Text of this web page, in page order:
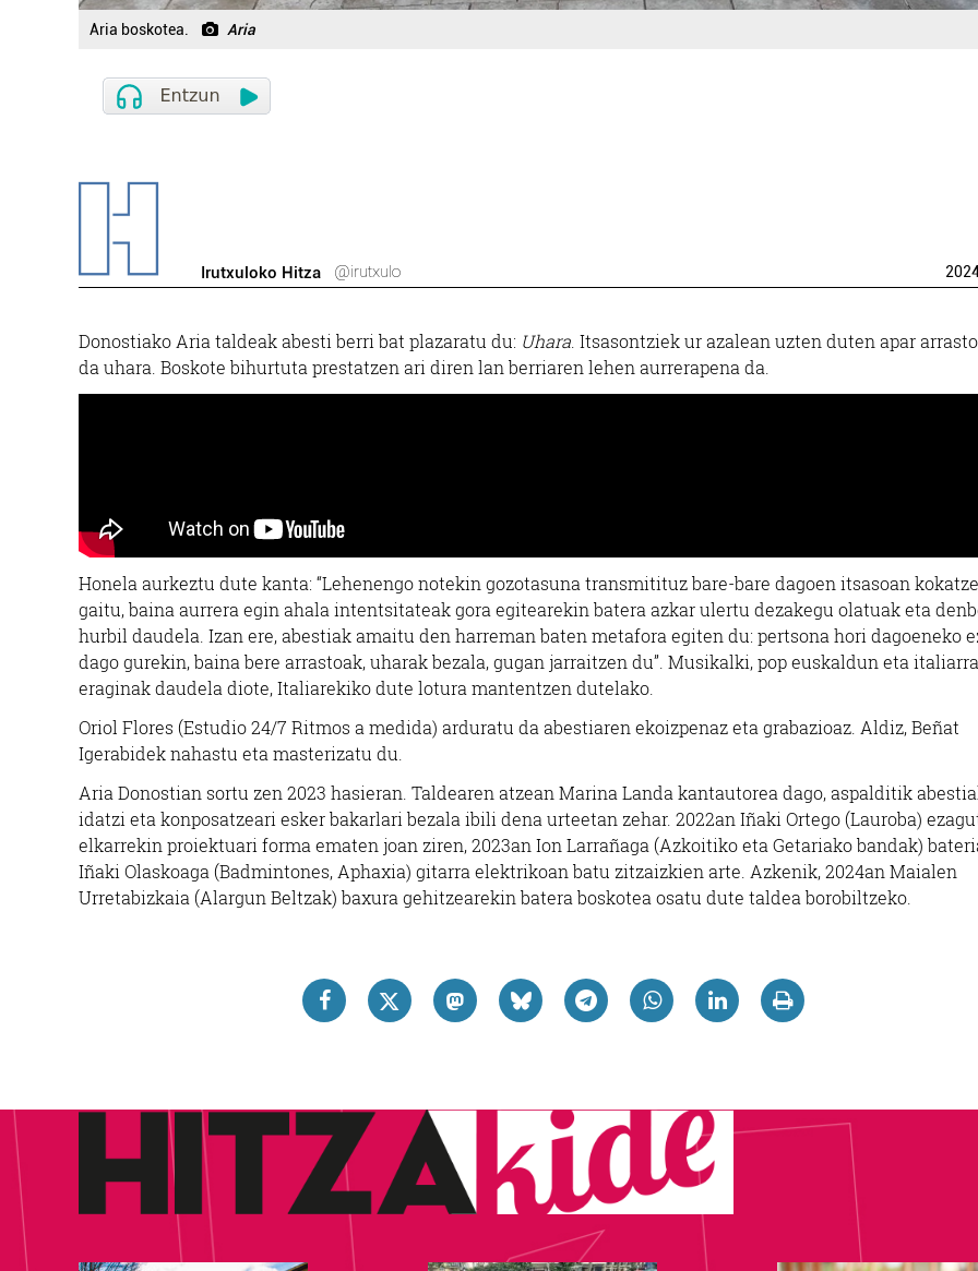
Aria boskotea. Aria
Irutxuloko Hitza @irutxulo
Donostiako Aria taldeak abesti berri bat plazaratu du: Uhara. Itsasontziek ur azalean uzten duten apar
da uhara. Boskote bihurtuta prestatzen ari diren lan berriaren lehen aurrerapena da.
Honela aurkeztu dute kanta: “Lehenengo notekin gozotasuna transmitituz bare-bare dagoen itsasoan
gaitu, baina aurrera egin ahala intentsitateak gora egitearekin batera azkar ulertu dezakegu olatuak eta
hurbil daudela. Izan ere, abestiak amaitu den harreman baten metafora egiten du: pertsona hori dagoeneko
dago gurekin, baina bere arrastoak, uharak bezala, gugan jarraitzen du”. Musikalki, pop euskaldun eta
eraginak daudela diote, Italiarekiko dute lotura mantentzen dutelako.
Oriol Flores (Estudio 24/7 Ritmos a medida) arduratu da abestiaren ekoizpenaz eta grabazioaz. Aldiz, Beñat
Igerabidek nahastu eta masterizatu du.
Aria Donostian sortu zen 2023 hasieran. Taldearen atzean Marina Landa kantautorea dago, aspalditik
idatzi eta konposatzeari esker bakarlari bezala ibili dena urteetan zehar. 2022an Iñaki Ortego (Lauroba)
elkarrekin proiektuari forma ematen joan ziren, 2023an Ion Larrañaga (Azkoitiko eta Getariako bandak)
Iñaki Olaskoaga (Badmintones, Aphaxia) gitarra elektrikoan batu zitzaizkien arte. Azkenik, 2024an Maialen
Urretabizkaia (Alargun Beltzak) baxura gehitzearekin batera boskotea osatu dute taldea borobiltzeko.